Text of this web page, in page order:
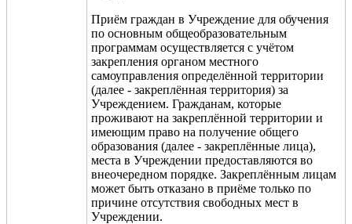
Приём граждан в Учреждение для обучения
по основным общеобразовательным
программам осуществляется с учётом
закрепления органом местного
самоуправления определённой территории
(далее - закреплённая территория) за
Учреждением. Гражданам, которые
проживают на закреплённой территории и
имеющим право на получение общего
образования (далее - закреплённые лица),
места в Учреждении предоставляются во
внеочередном порядке. Закреплённым лицам
может быть отказано в приёме только по
причине отсутствия свободных мест в
Учреждении.